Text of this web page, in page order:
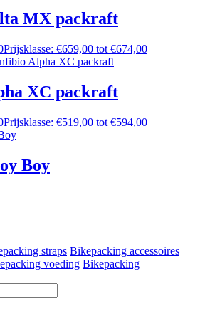
MX packraft
Prijsklasse: €659,00 tot €674,00
XC packraft
Prijsklasse: €519,00 tot €594,00
Boy
straps Bikepacking accessoires
voeding Bikepacking